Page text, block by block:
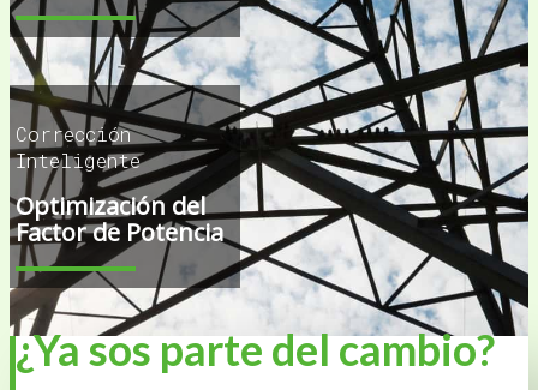
Corrección
Inteligente
Optimización del
Factor de Potencia
¿Ya sosparte del cambio?